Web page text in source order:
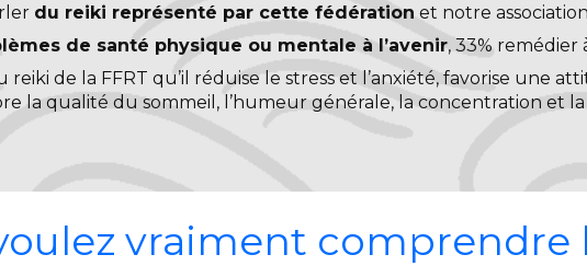
du reiki représenté par cette fédération et notre
de santé physique ou mentale à l’avenir, 33% remédier
de la FFRT qu’il réduise le stress et l’anxiété, favorise une
la qualité du sommeil, l’humeur générale, la concentration et
vraiment comprendre